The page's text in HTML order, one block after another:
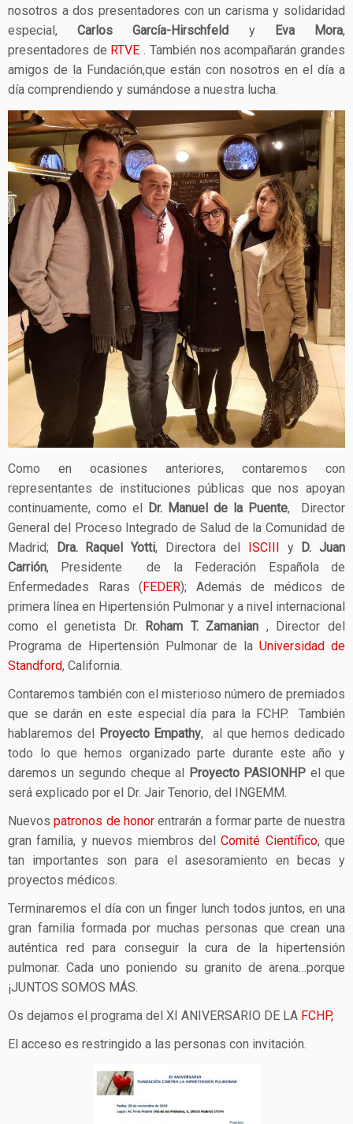
nosotros a dos presentadores con un carisma y solidaridad
especial,Carlos García-Hirschfeld y Eva Mora,
presentadores de RTVE . También nos acompañarán grandes
amigos de la Fundación,que están con nosotros en el día a
día comprendiendo y sumándose a nuestra lucha.
Como en ocasiones anteriores, contaremos con
representantes de instituciones públicas que nos apoyan
continuamente, como el Dr. Manuel de la Puente, Director
General del Proceso Integrado de Salud de la Comunidad de
Madrid;
Dra. Raquel Yotti, Directora del ISCIII y
D. Juan
Carrión, Presidente de la Federación Española de
Enfermedades Raras (FEDER); Además de médicos de
primera línea en Hipertensión Pulmonar y a nivel internacional
como el genetista Dr. Roham T. Zamanian , Director del
Programa de Hipertensión Pulmonar de la Universidad de
Standford, California.
Contaremos también con el misterioso número de premiados
que se darán en este especial día para la FCHP. También
hablaremos del Proyecto Empathy, al que hemos dedicado
todo lo que hemos organizado parte durante este año y
daremos un segundo cheque al Proyecto PASIONHP el que
será explicado por el Dr. Jair Tenorio, del INGEMM.
Nuevospatronos de honor entrarán a formar parte de nuestra
gran familia, y nuevos miembros delComité Científico, que
tan importantes son para el asesoramiento en becas y
proyectos médicos.
Terminaremos el día con un finger lunch todos juntos, en una
gran familia formada por muchas personas que crean una
auténtica red para conseguir la cura de la hipertensión
pulmonar. Cada uno poniendo su granito de arena…porque
¡JUNTOS SOMOS MÁS.
Os dejamos el programa del XI ANIVERSARIO DE LA FCHP,
El acceso es restringido a las personas con invitación.